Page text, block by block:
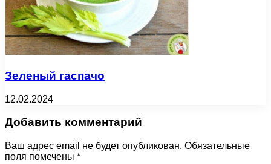
Зеленый гаспачо
12.02.2024
Добавить комментарий
Ваш адрес email не будет опубликован. Обязательные
поля помечены *